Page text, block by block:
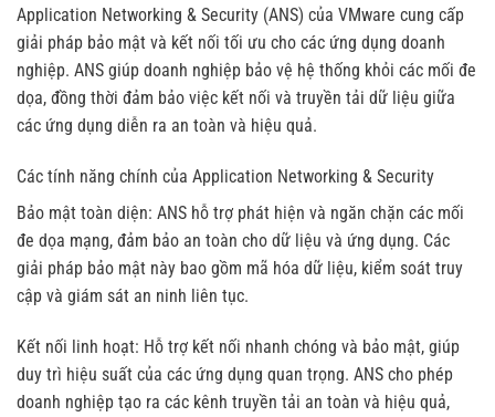
Application Networking & Security (ANS) của VMware cung cấp
giải pháp bảo mật và kết nối tối ưu cho các ứng dụng doanh
nghiệp. ANS giúp doanh nghiệp bảo vệ hệ thống khỏi các mối đe
dọa, đồng thời đảm bảo việc kết nối và truyền tải dữ liệu giữa
các ứng dụng diễn ra an toàn và hiệu quả.
Các tính năng chính của Application Networking & Security
Bảo mật toàn diện: ANS hỗ trợ phát hiện và ngăn chặn các mối
đe dọa mạng, đảm bảo an toàn cho dữ liệu và ứng dụng. Các
giải pháp bảo mật này bao gồm mã hóa dữ liệu, kiểm soát truy
cập và giám sát an ninh liên tục.
Kết nối linh hoạt: Hỗ trợ kết nối nhanh chóng và bảo mật, giúp
duy trì hiệu suất của các ứng dụng quan trọng. ANS cho phép
doanh nghiệp tạo ra các kênh truyền tải an toàn và hiệu quả,